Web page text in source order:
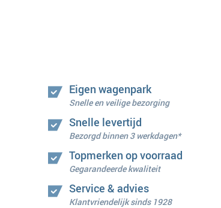
Eigen wagenpark
Snelle en veilige bezorging
Snelle levertijd
Bezorgd binnen 3 werkdagen*
Topmerken op voorraad
Gegarandeerde kwaliteit
Service & advies
Klantvriendelijk sinds 1928